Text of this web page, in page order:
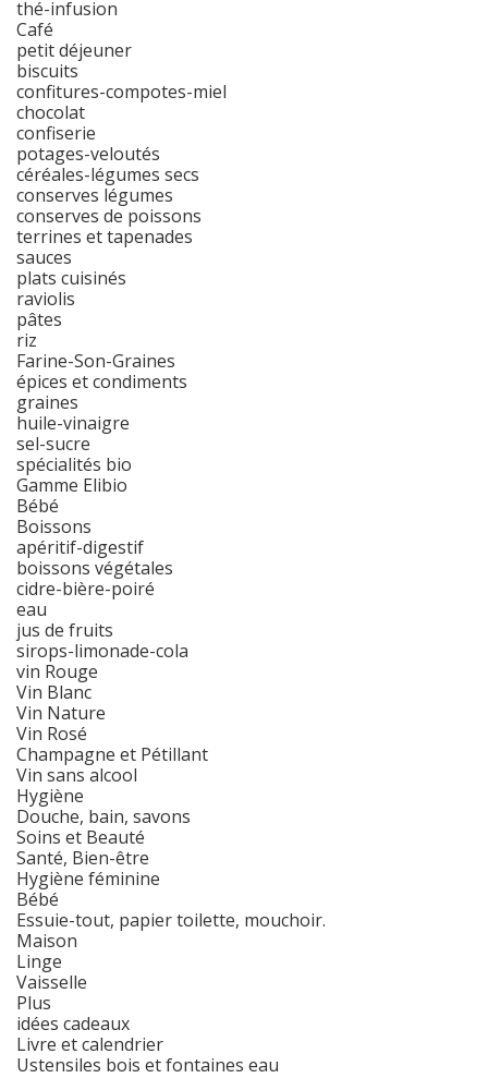
thé-infusion
Café
petit déjeuner
biscuits
confitures-compotes-miel
chocolat
confiserie
potages-veloutés
céréales-légumes secs
conserves légumes
conserves de poissons
terrines et tapenades
sauces
plats cuisinés
raviolis
pâtes
riz
Farine-Son-Graines
épices et condiments
graines
huile-vinaigre
sel-sucre
spécialités bio
Gamme Elibio
Bébé
Boissons
apéritif-digestif
boissons végétales
cidre-bière-poiré
eau
jus de fruits
sirops-limonade-cola
vin Rouge
Vin Blanc
Vin Nature
Vin Rosé
Champagne et Pétillant
Vin sans alcool
Hygiène
Douche, bain, savons
Soins et Beauté
Santé, Bien-être
Hygiène féminine
Bébé
Essuie-tout, papier toilette, mouchoir.
Maison
Linge
Vaisselle
Plus
idées cadeaux
Livre et calendrier
Ustensiles bois et fontaines eau